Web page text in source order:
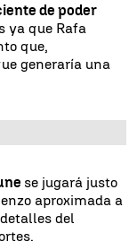
de poder
ya que Rafa
que,
generaría una
se jugará justo
aproximada a
del